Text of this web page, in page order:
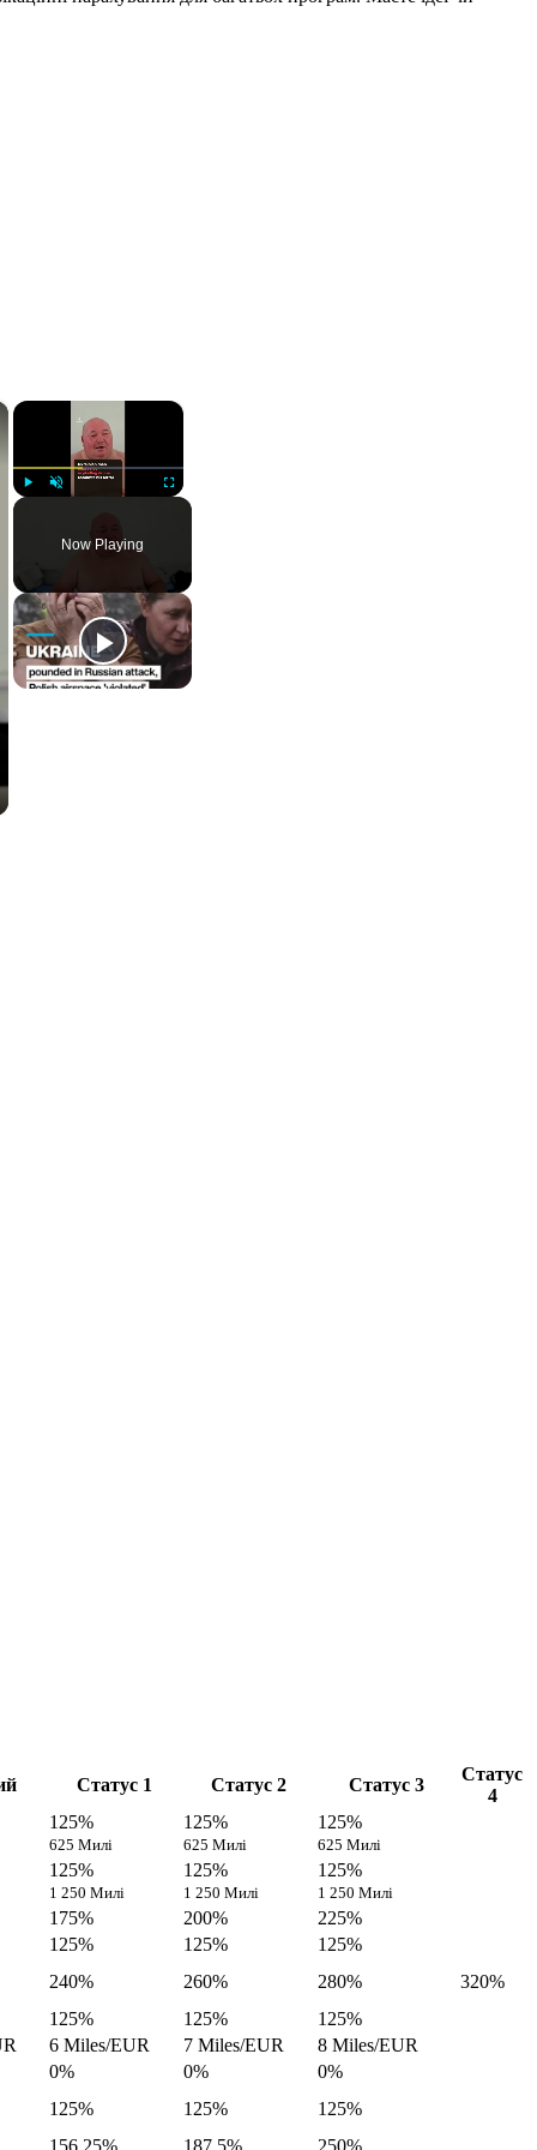
×
Fullscreen
Now Playing
Статус 1 Статус 2 Статус 3
Статус
4
125%
625 Милі
125%
625 Милі
125%
625 Милі
125%
1 250 Милі
125%
1 250 Милі
125%
1 250 Милі
175% 200%
225%
125% 125%
125%
240% 260% 280%
320%
125% 125%
125%
6 Miles/EUR 7 Miles/EUR
8 Miles/EUR
0% 0%
0%
125% 125% 125%